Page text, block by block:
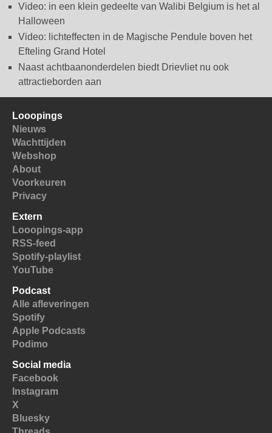
Video: in een klein gedeelte van Walibi Belgium is het al
Halloween
Video: lichteffecten in de Magische Pendule boven het
Efteling Grand Hotel
Naast achtbaanonderdelen biedt Drievliet nu ook
attractieborden aan
Looopings
Nieuws
Wachttijden
Webshop
About
Voorkeuren
Privacy
Extern
Looopings-app
RSS-feed
Spotify-playlist
YouTube
Podcast
Alle afleveringen
Spotify
Apple Podcasts
Podimo
Social media
Facebook
Instagram
X
Bluesky